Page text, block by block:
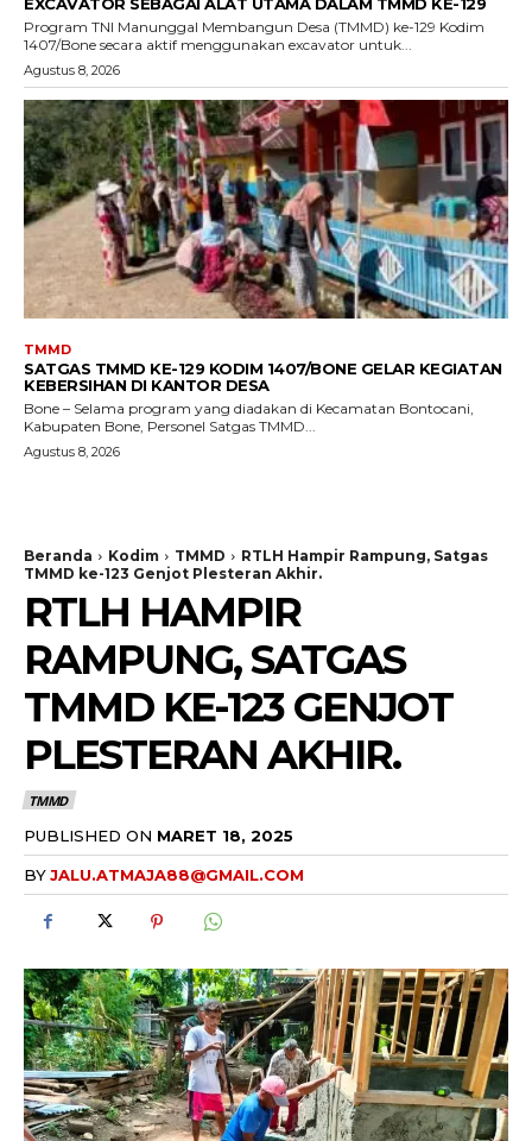
EXCAVATOR SEBAGAI ALAT UTAMA DALAM TMMD KE-129
Program TNI Manunggal Membangun Desa (TMMD) ke-129 Kodim
1407/Bone secara aktif menggunakan excavator untuk...
Agustus 8, 2026
TMMD
SATGAS TMMD KE-129 KODIM 1407/BONE GELAR KEGIATAN
KEBERSIHAN DI KANTOR DESA
Bone – Selama program yang diadakan di Kecamatan Bontocani,
Kabupaten Bone, Personel Satgas TMMD...
Agustus 8, 2026